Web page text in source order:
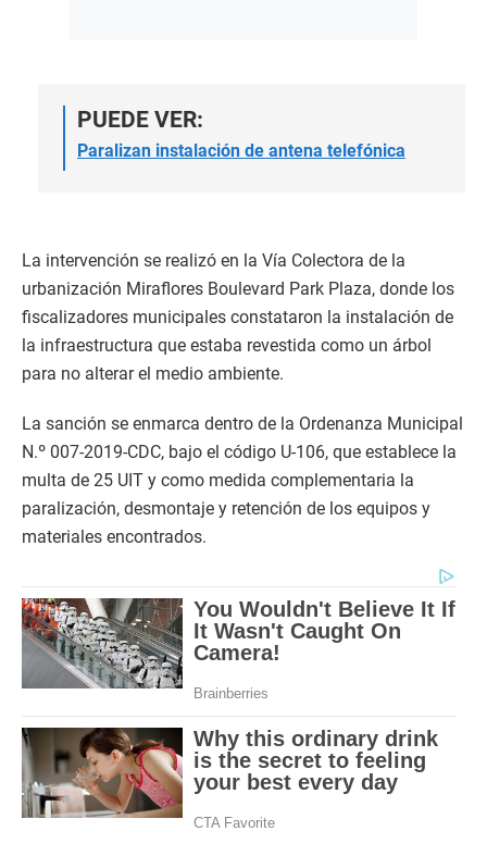
PUEDE VER:
Paralizan instalación de antena telefónica
La intervención se realizó en la Vía Colectora de la
urbanización Miraflores Boulevard Park Plaza, donde los
fiscalizadores municipales constataron la instalación de
la infraestructura que estaba revestida como un árbol
para no alterar el medio ambiente.
La sanción se enmarca dentro de la Ordenanza Municipal
N.º 007-2019-CDC, bajo el código U-106, que establece la
multa de 25 UIT y como medida complementaria la
paralización, desmontaje y retención de los equipos y
materiales encontrados.